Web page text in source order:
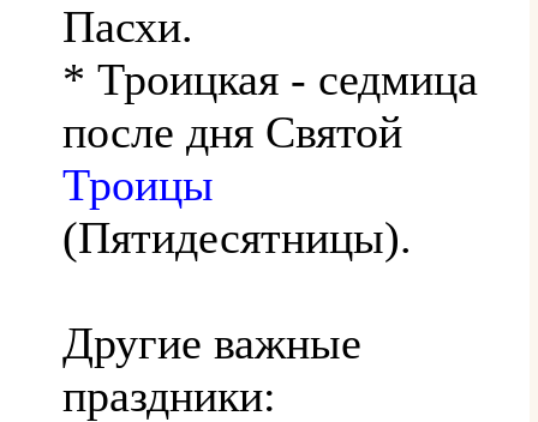
Пасхи.
* Троицкая - седмица
после дня Святой
Троицы
(Пятидесятницы).
Другие важные
праздники: